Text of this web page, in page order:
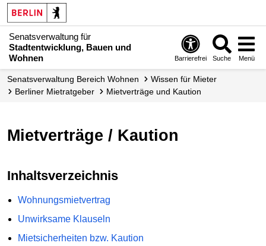
Senatsverwaltung für
Stadtentwicklung, Bauen und
Wohnen
Barrierefrei Suche Menü
Senats­verwaltung Bereich Wohnen
Wissen für Mieter
Berliner Mietratgeber
Mietverträge und Kaution
Mietverträge / Kaution
Inhaltsverzeichnis
Wohnungsmietvertrag
Unwirksame Klauseln
Mietsicherheiten bzw. Kaution